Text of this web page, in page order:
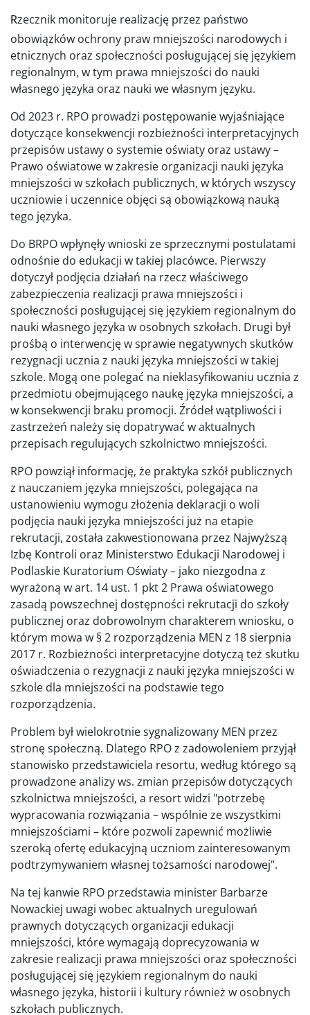
Rzecznik monitoruje realizację przez państwo
obowiązków ochrony praw mniejszości narodowych i
etnicznych oraz społeczności posługującej się językiem
regionalnym, w tym prawa mniejszości do nauki
własnego języka oraz nauki we własnym języku.
Od 2023 r. RPO prowadzi postępowanie wyjaśniające
dotyczące konsekwencji rozbieżności interpretacyjnych
przepisów ustawy o systemie oświaty oraz ustawy –
Prawo oświatowe w zakresie organizacji nauki języka
mniejszości w szkołach publicznych, w których wszyscy
uczniowie i uczennice objęci są obowiązkową nauką
tego języka.
Do BRPO wpłynęły wnioski ze sprzecznymi postulatami
odnośnie do edukacji w takiej placówce. Pierwszy
dotyczył podjęcia działań na rzecz właściwego
zabezpieczenia realizacji prawa mniejszości i
społeczności posługującej się językiem regionalnym do
nauki własnego języka w osobnych szkołach. Drugi był
prośbą o interwencję w sprawie negatywnych skutków
rezygnacji ucznia z nauki języka mniejszości w takiej
szkole. Mogą one polegać na nieklasyfikowaniu ucznia z
przedmiotu obejmującego naukę języka mniejszości, a
w konsekwencji braku promocji. Źródeł wątpliwości i
zastrzeżeń należy się dopatrywać w aktualnych
przepisach regulujących szkolnictwo mniejszości.
RPO powziął informację, że praktyka szkół publicznych
z nauczaniem języka mniejszości, polegająca na
ustanowieniu wymogu złożenia deklaracji o woli
podjęcia nauki języka mniejszości już na etapie
rekrutacji, została zakwestionowana przez Najwyższą
Izbę Kontroli oraz Ministerstwo Edukacji Narodowej i
Podlaskie Kuratorium Oświaty – jako niezgodna z
wyrażoną w art. 14 ust. 1 pkt 2 Prawa oświatowego
zasadą powszechnej dostępności rekrutacji do szkoły
publicznej oraz dobrowolnym charakterem wniosku, o
którym mowa w § 2 rozporządzenia MEN z 18 sierpnia
2017 r. Rozbieżności interpretacyjne dotyczą też skutku
oświadczenia o rezygnacji z nauki języka mniejszości w
szkole dla mniejszości na podstawie tego
rozporządzenia.
Problem był wielokrotnie sygnalizowany MEN przez
stronę społeczną. Dlatego RPO z zadowoleniem przyjął
stanowisko przedstawiciela resortu, według którego są
prowadzone analizy ws. zmian przepisów dotyczących
szkolnictwa mniejszości, a resort widzi "potrzebę
wypracowania rozwiązania – wspólnie ze wszystkimi
mniejszościami – które pozwoli zapewnić możliwie
szeroką ofertę edukacyjną uczniom zainteresowanym
podtrzymywaniem własnej tożsamości narodowej".
Na tej kanwie RPO przedstawia minister Barbarze
Nowackiej uwagi wobec aktualnych uregulowań
prawnych dotyczących organizacji edukacji
mniejszości, które wymagają doprecyzowania w
zakresie realizacji prawa mniejszości oraz społeczności
posługującej się językiem regionalnym do nauki
własnego języka, historii i kultury również w osobnych
szkołach publicznych.